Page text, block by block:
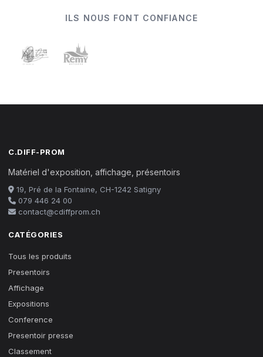
ILS NOUS FONT CONFIANCE
C.DIFF-PROM
Matériel d'exposition, affichage, présentoirs
19, Pré de la Fontaine, CH-1242 Satigny
079 446 24 00
contact@cdiffprom.ch
CATÉGORIES
Tous les produits
Presentoirs
Affichage
Expositions
Conference
Presentoir presse
Classement